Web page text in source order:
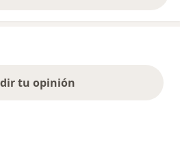
tu opinión